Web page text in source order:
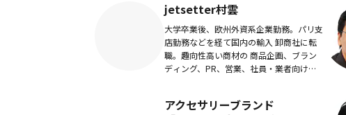
jetsetter村雲
大学卒業後、欧州外資系企業勤務。パリ支
店勤務などを経て国内の輸入 卸商社に転
職。趣向性高い商材の 商品企画、ブラン
ディング、PR、営業、社員・業者向け教
アクセサリーブランド